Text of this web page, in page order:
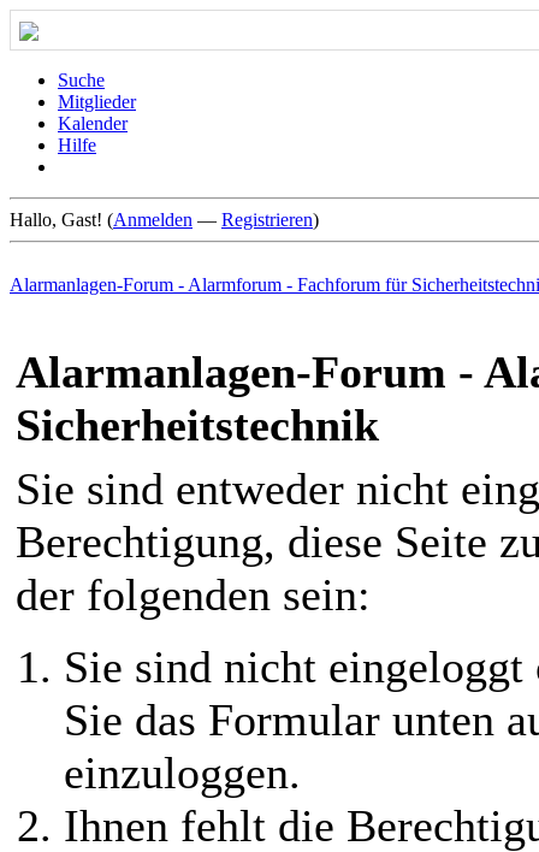
Suche
Mitglieder
Kalender
Hilfe
Hallo, Gast! (Anmelden — Registrieren)
Alarmanlagen-Forum - Alarmforum - Fachforum für
Alarmanlagen-Forum -
Sicherheitstechnik
Sie sind entweder nicht
Berechtigung, diese Seite
der folgenden sein:
Sie sind nicht
Sie das Formular unten
einzuloggen.
Ihnen fehlt die